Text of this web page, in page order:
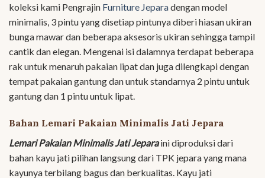
koleksi kami Pengrajin Furniture Jeparadengan model
minimalis, 3 pintu yang disetiap pintunya diberi hiasan ukiran
bunga mawar dan beberapa aksesoris ukiran sehingga tampil
cantik dan elegan. Mengenai isi dalamnya terdapat beberapa
rak untuk menaruh pakaian lipat dan juga dilengkapi dengan
tempat pakaian gantung dan untuk standarnya 2 pintu untuk
gantung dan 1 pintu untuk lipat.
Bahan Lemari Pakaian Minimalis Jati Jepara
Lemari Pakaian Minimalis Jati Jeparaini diproduksi dari
bahan kayu jati pilihan langsung dari TPK jepara yang mana
kayunya terbilang bagus dan berkualitas. Kayu jati